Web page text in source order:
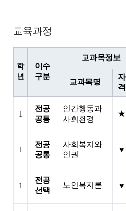
교육과정
학
년
이수
구분
교과목정보
교과목명
자
격
1
전공
공통
인간행동과
사회환경
★
1
전공
공통
사회복지와
인권
♥
1
전공
선택
노인복지론 ♥